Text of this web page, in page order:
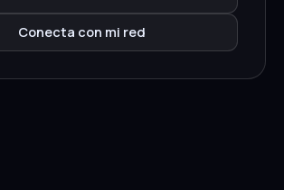
Conecta con mi red